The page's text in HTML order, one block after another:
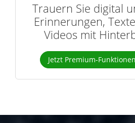
Trauern Sie digital
Erinnerungen,
Videos mit
Jetzt Premium-